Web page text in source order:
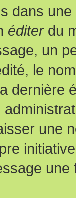
dans
éditerdu
un
le
dernière
une
une